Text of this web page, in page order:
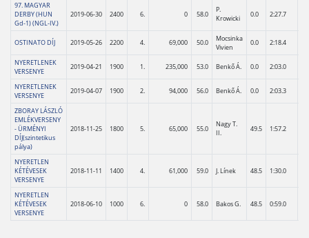
97. MAGYAR
DERBY (HUN
Gd-1) (NGL-IV.)
2019-06-30 2400 6. 0 58.0
P.
Krowicki
0.0 2:27.7
OSTINATO DÍJ 2019-05-26 2200 4. 69,000 50.0
Mocsinka
Vivien
0.0 2:18.4
NYERETLENEK
VERSENYE
2019-04-21 1900 1. 235,000 53.0 Benkő Á. 0.0 2:03.0
NYERETLENEK
VERSENYE
2019-04-07 1900 2. 94,000 56.0 Benkő Á. 0.0 2:03.3
ZBORAY LÁSZLÓ
EMLÉKVERSENY
- ÜRMÉNYI
DÍJ(szintetikus
pálya)
2018-11-25 1800 5. 65,000 55.0
Nagy T.
II.
49.5 1:57.2
NYERETLEN
KÉTÉVESEK
VERSENYE
2018-11-11 1400 4. 61,000 59.0 J. Línek 48.5 1:30.0
NYERETLEN
KÉTÉVESEK
VERSENYE
2018-06-10 1000 6. 0 58.0 Bakos G. 48.5 0:59.0